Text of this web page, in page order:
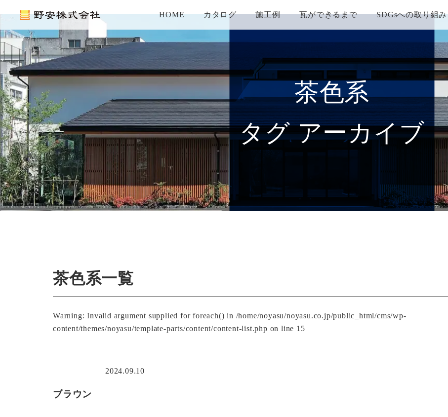
HOME カタログ 施工例 瓦ができるまで SDGsへの取り組み
茶色系
タグ アーカイブ
茶色系一覧
Warning: Invalid argument supplied for foreach() in /home/noyasu/noyasu.co.jp/public_html/cms/wp-
content/themes/noyasu/template-parts/content/content-list.php on line 15
2024.09.10
ブラウン